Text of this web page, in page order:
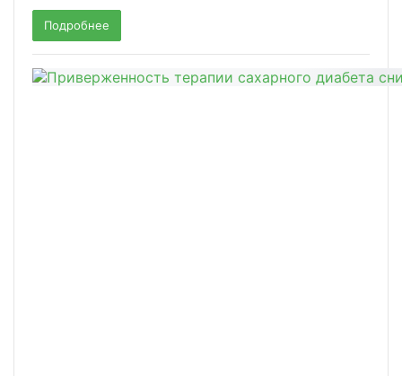
Подробнее